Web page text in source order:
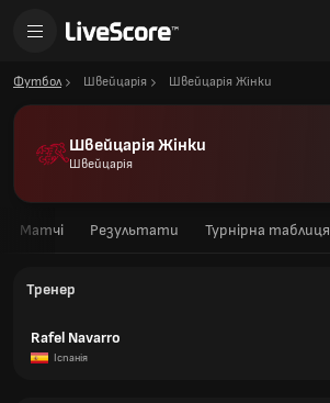
Футбол Швейцарія Швейцарія Жінки
Швейцарія Жінки
Швейцарія
Матчі Результати Турнірна таблиця
Тренер
Rafel Navarro
Іспанія